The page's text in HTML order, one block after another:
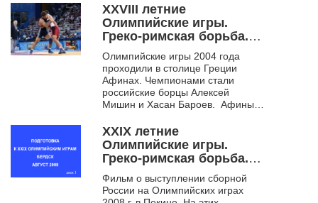
первые Олимпийские...
XXVIII летние
Олимпийские игры.
Греко-римская борьба.
Афины. 2004. Ч. 3
Олимпийские игры 2004 года
проходили в столице Греции
Афинах. Чемпионами стали
российские борцы Алексей
Мишин и Хасан Бароев. Афины
первые Олимпийские...
XXIX летние
Олимпийские игры.
Греко-римская борьба.
Пекин. 2008. Ч. 1
Фильм о выступлении сборной
России на Олимпийских играх